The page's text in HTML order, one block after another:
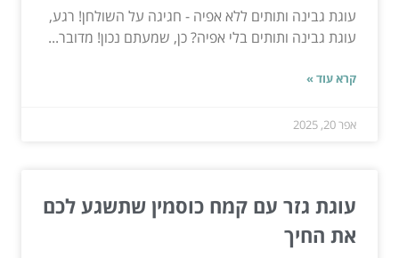
עוגת גבינה ותותים ללא אפיה - חגיגה על השולחן! רגע,
עוגת גבינה ותותים בלי אפיה? כן, שמעתם נכון! מדובר...
קרא עוד »
אפר 20, 2025
עוגת גזר עם קמח כוסמין שתשגע לכם
את החיך